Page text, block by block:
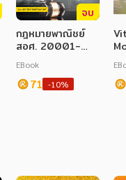
จบ
กฎหมายพาณิชย์
สอศ. 20001-
10005
EBook
71 -10%
(